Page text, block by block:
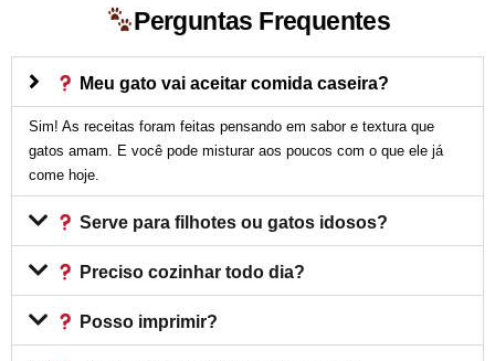
Perguntas Frequentes
Meu gato vai aceitar comida caseira?
Sim! As receitas foram feitas pensando em sabor e textura que
gatos amam. E você pode misturar aos poucos com o que ele já
come hoje.
Serve para filhotes ou gatos idosos?
Preciso cozinhar todo dia?
Posso imprimir?